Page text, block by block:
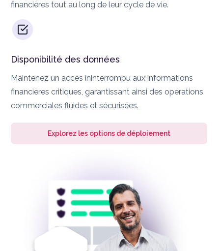
financières tout au long de leur cycle de vie.
Disponibilité des données
Maintenez un accès ininterrompu aux informations
financières critiques, garantissant ainsi des opérations
commerciales fluides et sécurisées.
Explorez les options de déploiement